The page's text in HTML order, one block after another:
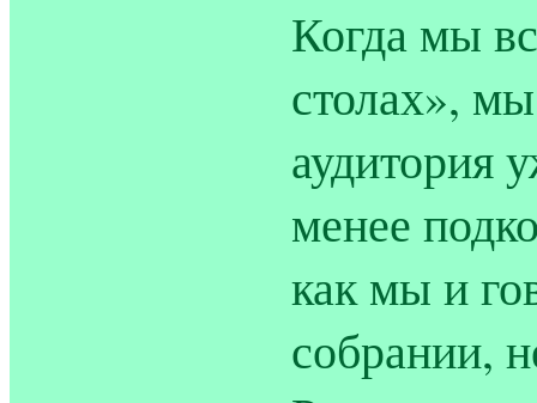
Когда мы
столах»,
аудитория
менее
как мы и
собрании,